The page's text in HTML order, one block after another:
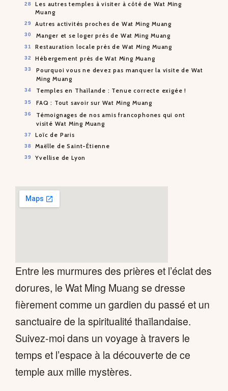
Les autres temples à visiter à côté de Wat Ming
Muang
Autres activités proches de Wat Ming Muang
Manger et se loger près de Wat Ming Muang
Restauration locale près de Wat Ming Muang
Hébergement près de Wat Ming Muang
Pourquoi vous ne devez pas manquer la visite de Wat
Ming Muang
Temples en Thaïlande : Tenue correcte exigée !
FAQ : Tout savoir sur Wat Ming Muang
Témoignages de nos amis francophones qui ont
visité Wat Ming Muang
Loïc de Paris
Maëlle de Saint-Étienne
Yvellise de Lyon
Entre les murmures des prières et l’éclat des
dorures, le Wat Ming Muang se dresse
fièrement comme un gardien du passé et un
sanctuaire de la spiritualité thaïlandaise.
Suivez-moi dans un voyage à travers le
temps et l’espace à la découverte de ce
temple aux mille mystères.